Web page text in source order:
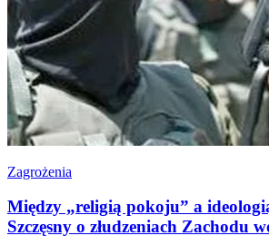
Zagrożenia
Między „religią pokoju” a
Szczęsny o złudzeniach Zachodu